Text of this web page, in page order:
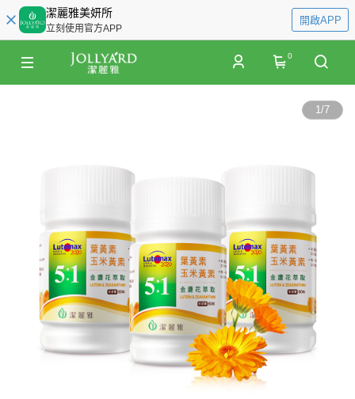
潔麗雅美妍所
立刻使用官方APP
開啟APP
0
1/7